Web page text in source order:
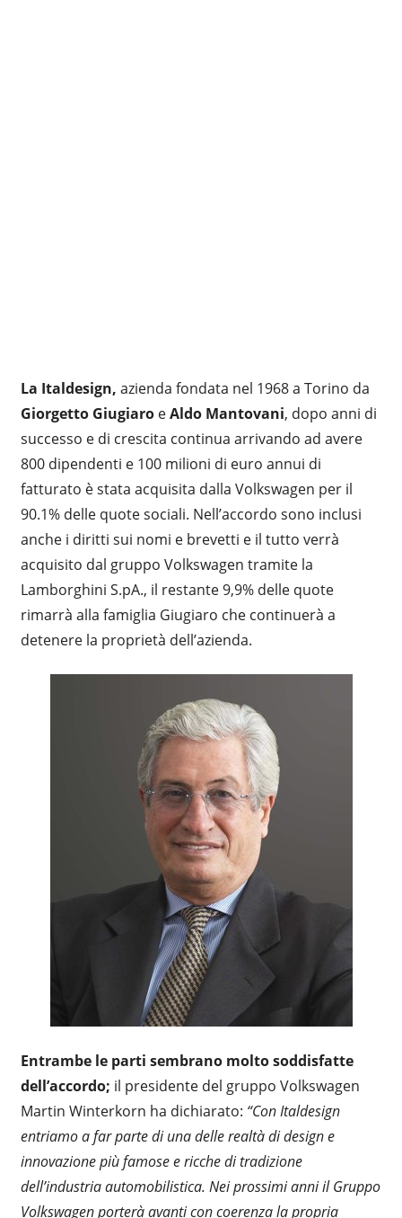
La Italdesign, azienda fondata nel 1968 a Torino da
Giorgetto GiugiaroeAldo Mantovani, dopo anni di
successo e di crescita continua arrivando ad avere
800 dipendenti e 100 milioni di euro annui di
fatturato è stata acquisita dalla Volkswagen per il
90.1% delle quote sociali. Nell’accordo sono inclusi
anche i diritti sui nomi e brevetti e il tutto verrà
acquisito dal gruppo Volkswagen tramite la
Lamborghini S.pA., il restante 9,9% delle quote
rimarrà alla famiglia Giugiaro che continuerà a
detenere la proprietà dell’azienda.
Entrambe le parti sembrano molto soddisfatte
dell’accordo; il presidente del gruppo Volkswagen
Martin Winterkorn ha dichiarato: “Con Italdesign
entriamo a far parte di una delle realtà di design e
innovazione più famose e ricche di tradizione
dell’industria automobilistica. Nei prossimi anni il Gruppo
Volkswagen porterà avanti con coerenza la propria